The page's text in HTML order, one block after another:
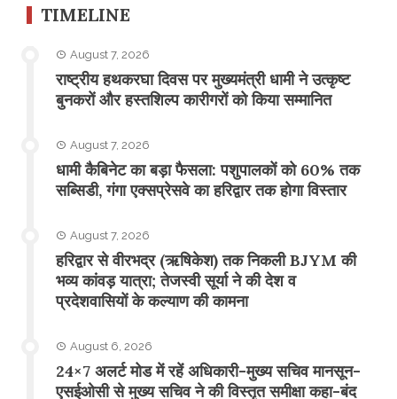
TIMELINE
August 7, 2026
राष्ट्रीय हथकरघा दिवस पर मुख्यमंत्री धामी ने उत्कृष्ट
बुनकरों और हस्तशिल्प कारीगरों को किया सम्मानित
August 7, 2026
​धामी कैबिनेट का बड़ा फैसला: पशुपालकों को 60% तक
सब्सिडी, गंगा एक्सप्रेसवे का हरिद्वार तक होगा विस्तार
August 7, 2026
​हरिद्वार से वीरभद्र (ऋषिकेश) तक निकली BJYM की
भव्य कांवड़ यात्रा; तेजस्वी सूर्या ने की देश व
प्रदेशवासियों के कल्याण की कामना
August 6, 2026
24×7 अलर्ट मोड में रहें अधिकारी-मुख्य सचिव मानसून-
एसईओसी से मुख्य सचिव ने की विस्तृत समीक्षा कहा-बंद